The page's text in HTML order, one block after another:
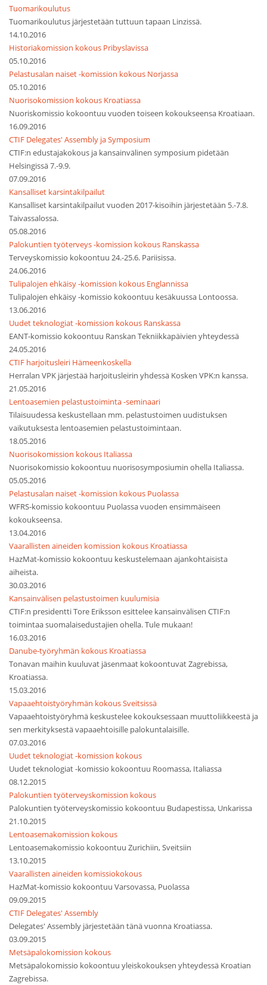
Tuomarikoulutus
Tuomarikoulutus järjestetään tuttuun tapaan Linzissä.
14.10.2016
Historiakomission kokous Pribyslavissa
05.10.2016
Pelastusalan naiset -komission kokous Norjassa
05.10.2016
Nuorisokomission kokous Kroatiassa
Nuoriskomissio kokoontuu vuoden toiseen kokoukseensa Kroatiaan.
16.09.2016
CTIF Delegates' Assembly ja Symposium
CTIF:n edustajakokous ja kansainvälinen symposium pidetään
Helsingissä 7.-9.9.
07.09.2016
Kansalliset karsintakilpailut
Kansalliset karsintakilpailut vuoden 2017-kisoihin järjestetään 5.-7.8.
Taivassalossa.
05.08.2016
Palokuntien työterveys -komission kokous Ranskassa
Terveyskomissio kokoontuu 24.-25.6. Pariisissa.
24.06.2016
Tulipalojen ehkäisy -komission kokous Englannissa
Tulipalojen ehkäisy -komissio kokoontuu kesäkuussa Lontoossa.
13.06.2016
Uudet teknologiat -komission kokous Ranskassa
EANT-komissio kokoontuu Ranskan Tekniikkapäivien yhteydessä
24.05.2016
CTIF harjoitusleiri Hämeenkoskella
Herralan VPK järjestää harjoitusleirin yhdessä Kosken VPK:n kanssa.
21.05.2016
Lentoasemien pelastustoiminta -seminaari
Tilaisuudessa keskustellaan mm. pelastustoimen uudistuksen
vaikutuksesta lentoasemien pelastustoimintaan.
18.05.2016
Nuorisokomission kokous Italiassa
Nuorisokomissio kokoontuu nuorisosymposiumin ohella Italiassa.
05.05.2016
Pelastusalan naiset -komission kokous Puolassa
WFRS-komissio kokoontuu Puolassa vuoden ensimmäiseen
kokoukseensa.
13.04.2016
Vaarallisten aineiden komission kokous Kroatiassa
HazMat-komissio kokoontuu keskustelemaan ajankohtaisista
aiheista.
30.03.2016
Kansainvälisen pelastustoimen kuulumisia
CTIF:n presidentti Tore Eriksson esittelee kansainvälisen CTIF:n
toimintaa suomalaisedustajien ohella. Tule mukaan!
16.03.2016
Danube-työryhmän kokous Kroatiassa
Tonavan maihin kuuluvat jäsenmaat kokoontuvat Zagrebissa,
Kroatiassa.
15.03.2016
Vapaaehtoistyöryhmän kokous Sveitsissä
Vapaaehtoistyöryhmä keskustelee kokouksessaan muuttoliikkeestä ja
sen merkityksestä vapaaehtoisille palokuntalaisille.
07.03.2016
Uudet teknologiat -komission kokous
Uudet teknologiat -komissio kokoontuu Roomassa, Italiassa
08.12.2015
Palokuntien työterveyskomission kokous
Palokuntien työterveyskomissio kokoontuu Budapestissa, Unkarissa
21.10.2015
Lentoasemakomission kokous
Lentoasemakomissio kokoontuu Zurichiin, Sveitsiin
13.10.2015
Vaarallisten aineiden komissiokokous
HazMat-komissio kokoontuu Varsovassa, Puolassa
09.09.2015
CTIF Delegates' Assembly
Delegates' Assembly järjestetään tänä vuonna Kroatiassa.
03.09.2015
Metsäpalokomission kokous
Metsäpalokomissio kokoontuu yleiskokouksen yhteydessä Kroatian
Zagrebissa.